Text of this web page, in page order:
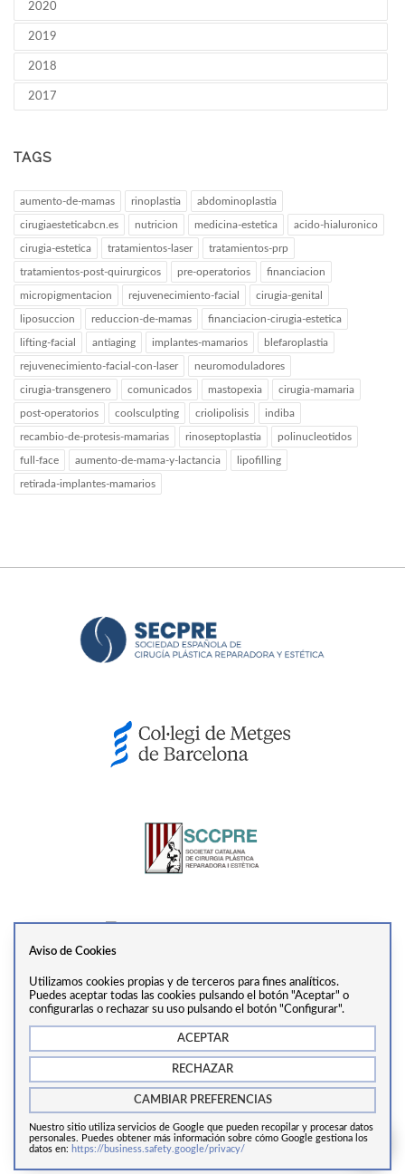
2020
2019
2018
2017
TAGS
aumento-de-mamas rinoplastia abdominoplastia
cirugiaesteticabcn.es nutricion medicina-estetica acido-hialuronico
cirugia-estetica tratamientos-laser tratamientos-prp
tratamientos-post-quirurgicos pre-operatorios financiacion
micropigmentacion rejuvenecimiento-facial cirugia-genital
liposuccion reduccion-de-mamas financiacion-cirugia-estetica
lifting-facial antiaging implantes-mamarios blefaroplastia
rejuvenecimiento-facial-con-laser neuromoduladores
cirugia-transgenero comunicados mastopexia cirugia-mamaria
post-operatorios coolsculpting criolipolisis indiba
recambio-de-protesis-mamarias rinoseptoplastia polinucleotidos
full-face aumento-de-mama-y-lactancia lipofilling
retirada-implantes-mamarios
Ver perfil
+34 938 55 31 68
281, 2ª Planta, 08017, Barcelona
Copyrights © 2024 Cirugía estética Barcelona.
Aviso legal / Política de cookies / Política de privacidad
Aviso de Cookies
Utilizamos cookies propias y de terceros para fines analíticos.
Puedes aceptar todas las cookies pulsando el botón "Aceptar" o
configurarlas o rechazar su uso pulsando el botón "Configurar".
Nuestro sitio utiliza servicios de Google que pueden recopilar y procesar datos
personales. Puedes obtener más información sobre cómo Google gestiona los
datos en: https://business.safety.google/privacy/
ACEPTAR
RECHAZAR
CAMBIAR PREFERENCIAS